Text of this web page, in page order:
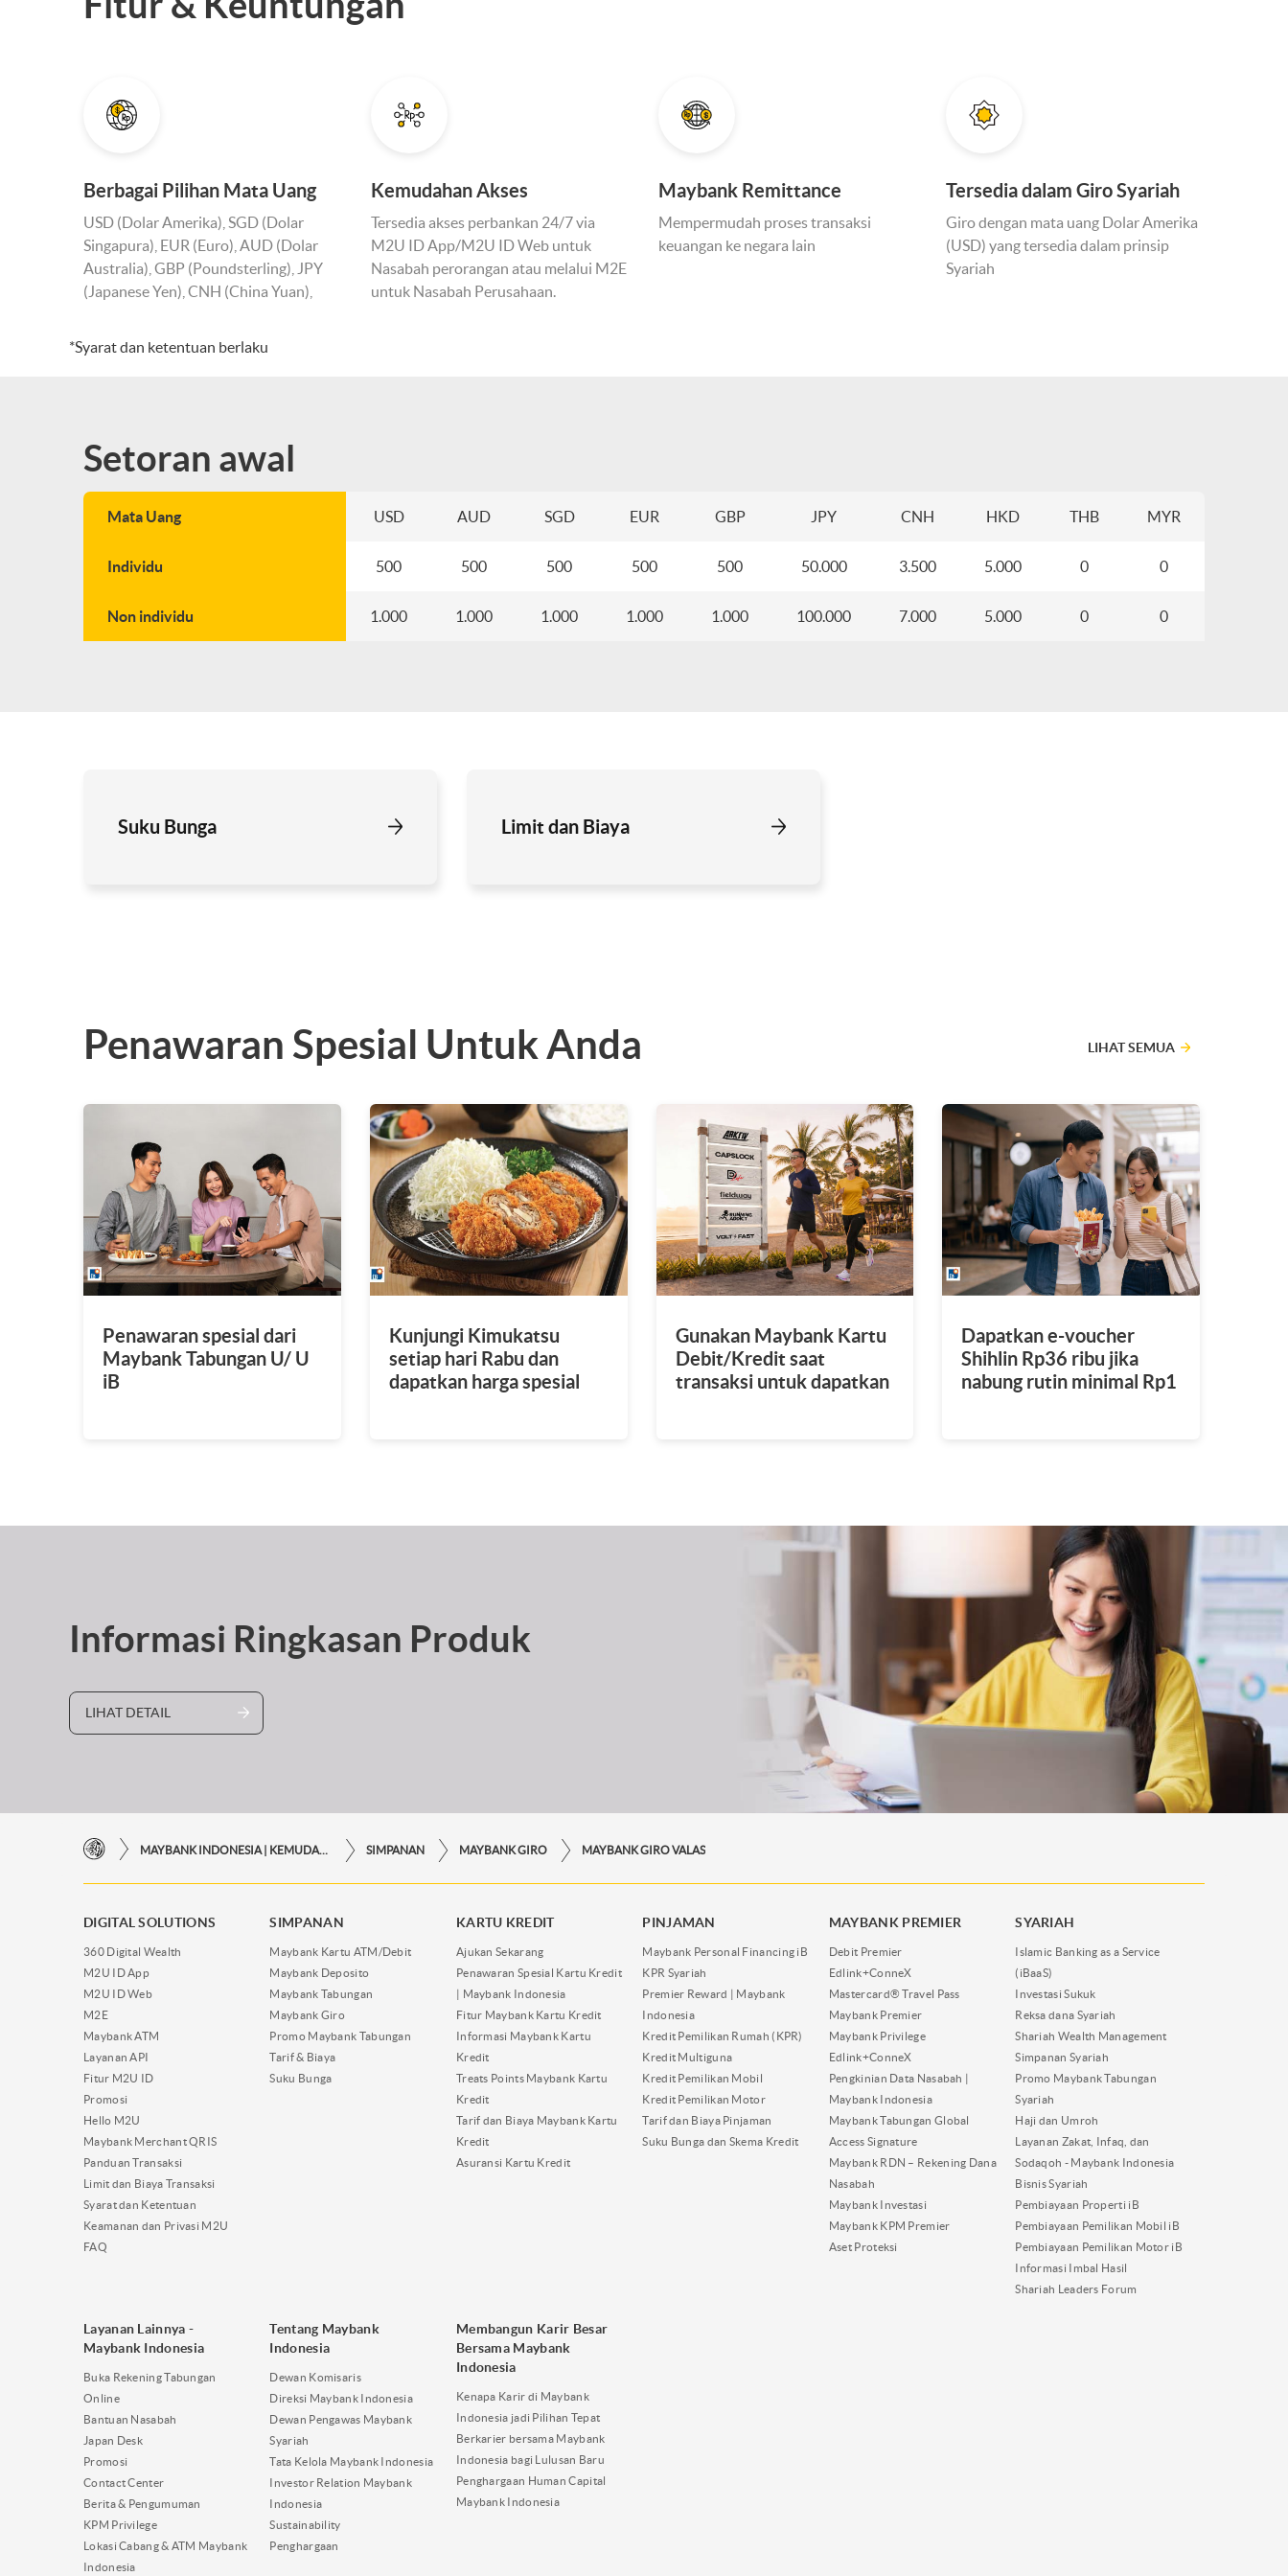
Berbagai Pilihan Mata Uang
USD (Dolar Amerika), SGD (Dolar
Singapura), EUR (Euro), AUD (Dolar
Australia), GBP (Poundsterling), JPY
(Japanese Yen), CNH (China Yuan),
Baht), HKD (Hongkong Dollar)*
Kemudahan Akses
Tersedia akses perbankan 24/7 via
M2U ID App/M2U ID Web untuk
Nasabah perorangan atau melalui M2E
untuk Nasabah Perusahaan.
Maybank Remittance
Mempermudah proses transaksi
keuangan ke negara lain
Tersedia dalam Giro Syariah
Giro dengan mata uang Dolar Amerika
(USD) yang tersedia dalam prinsip
Syariah
*Syarat dan ketentuan berlaku
Setoran awal
Mata Uang USD AUD SGD EUR GBP JPY CNH HKD THB MYR
Individu 500 500 500 500 500 50.000 3.500 5.000 0 0
Non individu 1.000 1.000 1.000 1.000 1.000 100.000 7.000 5.000 0 0
Suku Bunga Limit dan Biaya
Penawaran Spesial Untuk Anda LIHAT SEMUA
Penawaran spesial dari
Maybank Tabungan U/ U
iB
Kunjungi Kimukatsu
setiap hari Rabu dan
dapatkan harga spesial
Gunakan Maybank Kartu
Debit/Kredit saat
transaksi untuk dapatkan
Dapatkan e-voucher
Shihlin Rp36 ribu jika
nabung rutin minimal Rp1
Informasi Ringkasan Produk
LIHAT DETAIL
MAYBANK INDONESIA | KEMUDAHAN TRANSAKSI FINANSIAL DI UJUNG JARI ANDA SIMPANAN MAYBANK GIRO MAYBANK GIRO VALAS
DIGITAL SOLUTIONS
360 Digital Wealth
M2U ID App
M2U ID Web
M2E
Maybank ATM
Layanan API
Fitur M2U ID
Promosi
Hello M2U
Maybank Merchant QRIS
Panduan Transaksi
Limit dan Biaya Transaksi
Syarat dan Ketentuan
Keamanan dan Privasi M2U
FAQ
SIMPANAN
Maybank Kartu ATM/Debit
Maybank Deposito
Maybank Tabungan
Maybank Giro
Promo Maybank Tabungan
Tarif & Biaya
Suku Bunga
KARTU KREDIT
Ajukan Sekarang
Penawaran Spesial Kartu Kredit
| Maybank Indonesia
Fitur Maybank Kartu Kredit
Informasi Maybank Kartu
Kredit
Treats Points Maybank Kartu
Kredit
Tarif dan Biaya Maybank Kartu
Kredit
Asuransi Kartu Kredit
PINJAMAN
Maybank Personal Financing iB
KPR Syariah
Premier Reward | Maybank
Indonesia
Kredit Pemilikan Rumah (KPR)
Kredit Multiguna
Kredit Pemilikan Mobil
Kredit Pemilikan Motor
Tarif dan Biaya Pinjaman
Suku Bunga dan Skema Kredit
MAYBANK PREMIER
Debit Premier
Edlink+ConneX
Mastercard® Travel Pass
Maybank Premier
Maybank Privilege
Edlink+ConneX
Pengkinian Data Nasabah |
Maybank Indonesia
Maybank Tabungan Global
Access Signature
Maybank RDN – Rekening Dana
Nasabah
Maybank Investasi
Maybank KPM Premier
Aset Proteksi
SYARIAH
Islamic Banking as a Service
(iBaaS)
Investasi Sukuk
Reksa dana Syariah
Shariah Wealth Management
Simpanan Syariah
Promo Maybank Tabungan
Syariah
Haji dan Umroh
Layanan Zakat, Infaq, dan
Sodaqoh - Maybank Indonesia
Bisnis Syariah
Pembiayaan Properti iB
Pembiayaan Pemilikan Mobil iB
Pembiayaan Pemilikan Motor iB
Informasi Imbal Hasil
Shariah Leaders Forum
Layanan Lainnya -
Maybank Indonesia
Buka Rekening Tabungan
Online
Bantuan Nasabah
Japan Desk
Promosi
Contact Center
Berita & Pengumuman
KPM Privilege
Lokasi Cabang & ATM Maybank
Indonesia
Tentang Maybank
Indonesia
Dewan Komisaris
Direksi Maybank Indonesia
Dewan Pengawas Maybank
Syariah
Tata Kelola Maybank Indonesia
Investor Relation Maybank
Indonesia
Sustainability
Penghargaan
Membangun Karir Besar
Bersama Maybank
Indonesia
Kenapa Karir di Maybank
Indonesia jadi Pilihan Tepat
Berkarier bersama Maybank
Indonesia bagi Lulusan Baru
Penghargaan Human Capital
Maybank Indonesia